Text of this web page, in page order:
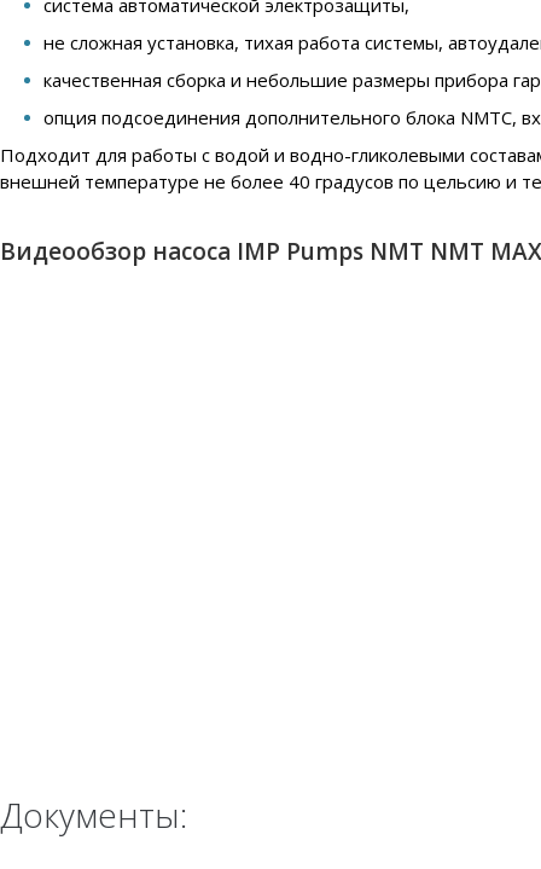
система автоматической электрозащиты,
не сложная установка, тихая работа системы,
качественная сборка и небольшие размеры прибора
опция подсоединения дополнительного блока NMTC,
Подходит для работы с водой и водно-гликолевыми
внешней температуре не более 40 градусов по цельсию и
Видеообзор насоса IMP Pumps NMT NMT
Документы: